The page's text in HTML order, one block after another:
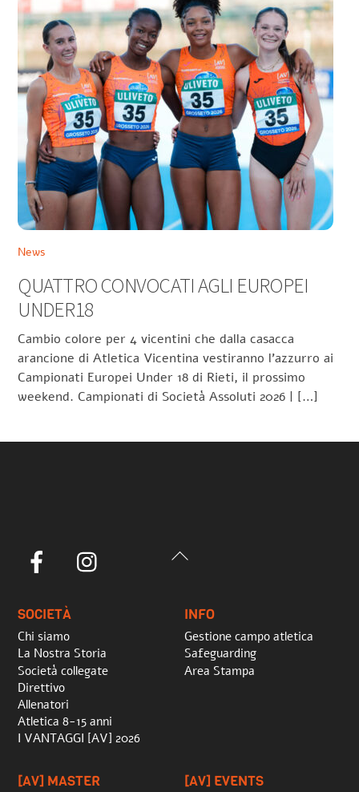
News
QUATTRO CONVOCATI AGLI EUROPEI
UNDER18
Cambio colore per 4 vicentini che dalla casacca
arancione di Atletica Vicentina vestiranno l’azzurro ai
Campionati Europei Under 18 di Rieti, il prossimo
weekend. Campionati di Società Assoluti 2026 | […]
Back
Facebook
SOCIETÀ
Chi siamo
La Nostra Storia
Società collegate
Direttivo
Allenatori
Atletica 8-15 anni
I VANTAGGI [AV] 2026
INFO
Gestione campo atletica
Safeguarding
Area Stampa
[AV] MASTER [AV] EVENTS